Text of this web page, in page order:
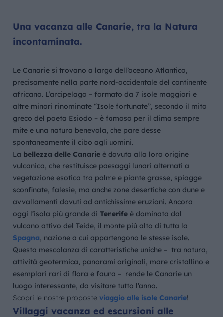
Una vacanza alle Canarie, tra la Natura
incontaminata.
Le Canarie si trovano a largo dell’oceano Atlantico,
precisamente nella parte nord-occidentale del continente
africano. L’arcipelago – formato da 7 isole maggiori e
altre minori rinominate “Isole fortunate”, secondo il mito
greco del poeta Esiodo – è famoso per il clima sempre
mite e una natura benevola, che pare desse
spontaneamente il cibo agli uomini.
La bellezza delle Canarie è dovuta alla loro origine
vulcanica, che restituisce paesaggi lunari alternati a
vegetazione esotica tra palme e piante grasse, spiagge
sconfinate, falesie, ma anche zone desertiche con dune e
avvallamenti dovuti ad antichissime eruzioni. Ancora
oggi l’isola più grande diTenerife è dominata dal
vulcano attivo del Teide, il monte più alto di tutta la
Spagna, nazione a cui appartengono le stesse isole.
Questa mescolanza di caratteristiche uniche – tra natura,
attività geotermica, panorami originali, mare cristallino e
esemplari rari di flora e fauna – rende le Canarie un
luogo interessante, da visitare tutto l’anno.
Scopri le nostre proposteviaggio alle isole Canarie!
Villaggi vacanza ed escursioni alle